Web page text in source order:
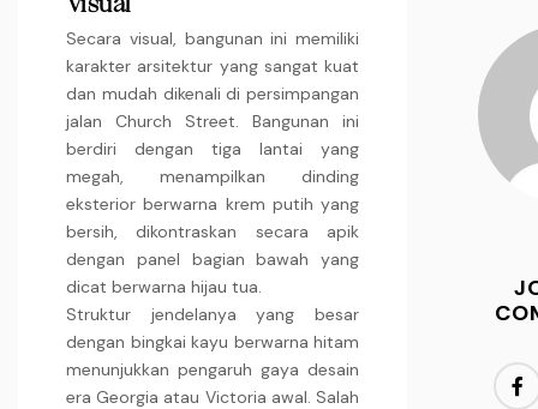
Visual
Secara visual, bangunan ini memiliki
karakter arsitektur yang sangat kuat
dan mudah dikenali di persimpangan
jalan Church Street. Bangunan ini
berdiri dengan tiga lantai yang
megah, menampilkan dinding
eksterior berwarna krem putih yang
bersih, dikontraskan secara apik
dengan panel bagian bawah yang
dicat berwarna hijau tua.
Struktur jendelanya yang besar
dengan bingkai kayu berwarna hitam
menunjukkan pengaruh gaya desain
era Georgia atau Victoria awal. Salah